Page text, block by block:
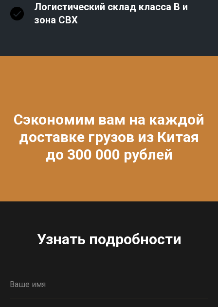
Логистический склад класса В и
зона СВХ
Сэкономим вам на каждой
доставке грузов из Китая
до 300 000 рублей
Узнать подробности